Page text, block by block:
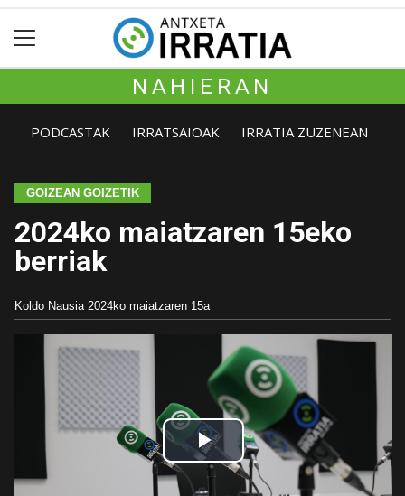
NAHIERAN
PODCASTAK IRRATSAIOAK IRRATIA ZUZENEAN
GOIZEAN GOIZETIK
2024ko maiatzaren 15eko
berriak
Koldo Nausia 2024ko maiatzaren 15a